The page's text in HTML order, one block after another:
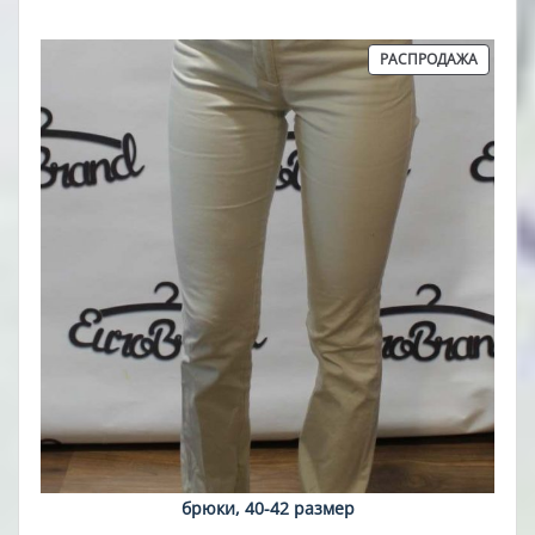
РАСПРОДАЖА
ТОВАР
брюки, 40-42 размер